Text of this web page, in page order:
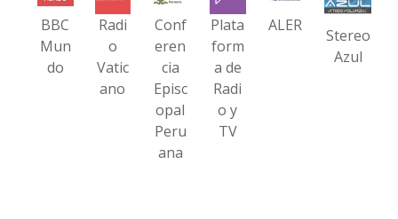
BBC
Mun
do
Radi
o
Vatic
ano
Conf
eren
cia
Episc
opal
Peru
ana
Plata
form
a de
Radi
o y
TV
ALER
Stereo
Azul